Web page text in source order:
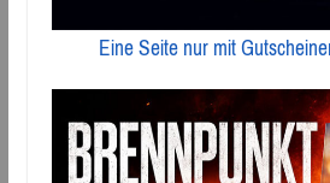
Eine Seite nur mit